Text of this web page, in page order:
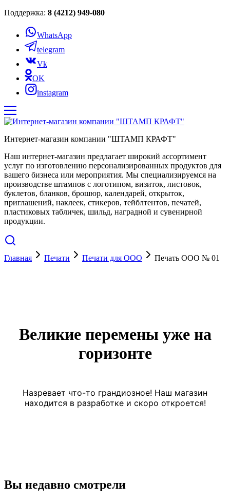
Поддержка: 8 (4212) 949-080
WhatsApp
telegram
Vk
OK
instagram
Интернет-магазин компании "ШТАМП КРАФТ"
Наш интернет-магазин предлагает широкий ассортимент
услуг по изготовлению персонализированных продуктов для
вашего бизнеса или мероприятия. Мы специализируемся на
производстве штампов с логотипом, визиток, листовок,
буклетов, бланков, брошюр, календарей, открыток,
приглашений, наклеек, стикеров, тейблтентов, печатей,
пластиковых табличек, шильд, наградной и сувенирной
продукции.
Главная Печати Печати для ООО Печать ООО № 01
Великие перемены уже на
горизонте
Назревает что-то грандиозное! Наш магазин
находится в разработке и скоро откроется!
Вы недавно смотрели